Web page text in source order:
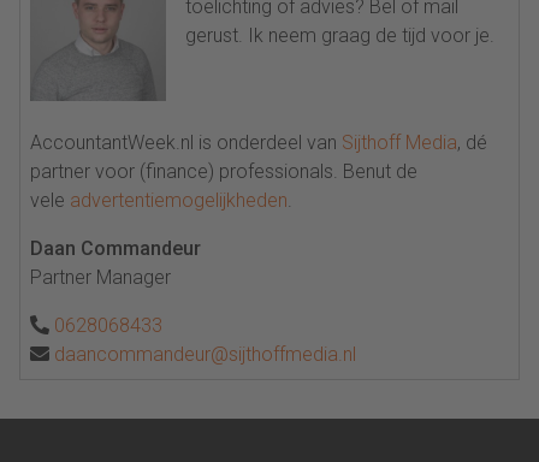
toelichting of advies? Bel of mail
gerust. Ik neem graag de tijd voor je.
AccountantWeek.nl is onderdeel van Sijthoff Media, dé
partner voor (finance) professionals. Benut de
vele advertentiemogelijkheden
Daan Commandeur
Partner Manager
0628068433
daancommandeur@sijthoffmedia.nl